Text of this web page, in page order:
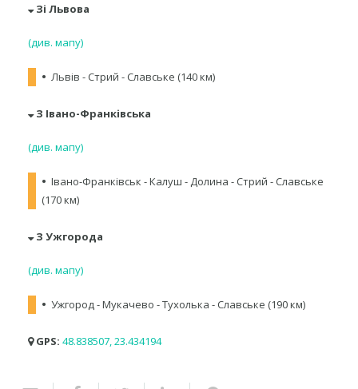
Зі Львова
(див. мапу)
• Львів - Стрий - Славське (140 км)
З Івано-Франківська
(див. мапу)
• Івано-Франківськ - Калуш - Долина - Стрий - Славське
(170 км)
З Ужгорода
(див. мапу)
• Ужгород - Мукачево - Тухолька - Славське (190 км)
GPS: 48.838507, 23.434194